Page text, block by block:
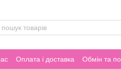
Оплата і доставка Обмін та